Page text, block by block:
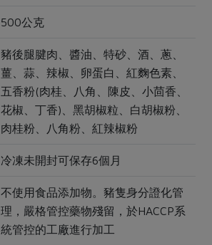
500公克
豬後腿腱肉、醬油、特砂、酒、蔥、
薑、蒜、辣椒、卵蛋白、紅麴色素、
五香粉(肉桂、八角、陳皮、小茴香、
花椒、丁香)、黑胡椒粒、白胡椒粉、
肉桂粉、八角粉、紅辣椒粉
冷凍未開封可保存6個月
不使用食品添加物。豬隻身分證化管
理，嚴格管控藥物殘留，於HACCP系
統管控的工廠進行加工